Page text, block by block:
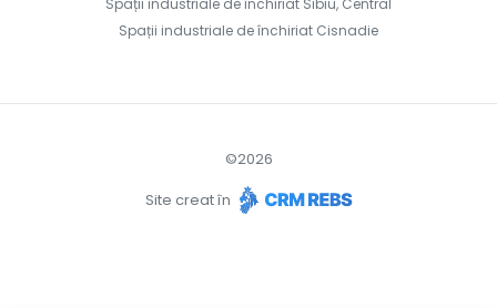
Spații industriale de închiriat Cisnadie
©2026
Site creat în